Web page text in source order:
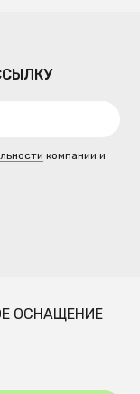
компании и
ОСНАЩЕНИЕ